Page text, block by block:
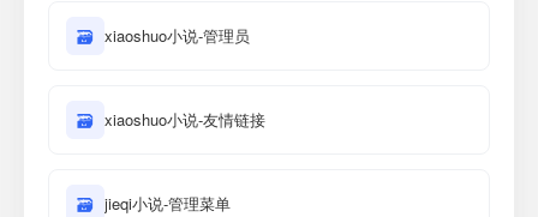
🗃 xiaoshuo小说-管理员
🗃 xiaoshuo小说-友情链接
🗃 jieqi小说-管理菜单